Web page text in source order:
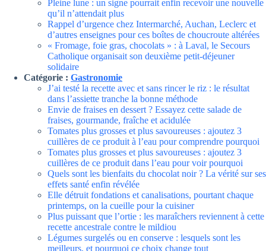
Pleine lune : un signe pourrait enfin recevoir une nouvelle
qu’il n’attendait plus
Rappel d’urgence chez Intermarché, Auchan, Leclerc et
d’autres enseignes pour ces boîtes de choucroute altérées
« Fromage, foie gras, chocolats » : à Laval, le Secours
Catholique organisait son deuxième petit-déjeuner
solidaire
Catégorie : Gastronomie
J’ai testé la recette avec et sans rincer le riz : le résultat
dans l’assiette tranche la bonne méthode
Envie de fraises en dessert ? Essayez cette salade de
fraises, gourmande, fraîche et acidulée
Tomates plus grosses et plus savoureuses : ajoutez 3
cuillères de ce produit à l’eau pour comprendre pourquoi
Tomates plus grosses et plus savoureuses : ajoutez 3
cuillères de ce produit dans l’eau pour voir pourquoi
Quels sont les bienfaits du chocolat noir ? La vérité sur ses
effets santé enfin révélée
Elle détruit fondations et canalisations, pourtant chaque
printemps, on la cueille pour la cuisiner
Plus puissant que l’ortie : les maraîchers reviennent à cette
recette ancestrale contre le mildiou
Légumes surgelés ou en conserve : lesquels sont les
meilleurs, et pourquoi ce choix change tout